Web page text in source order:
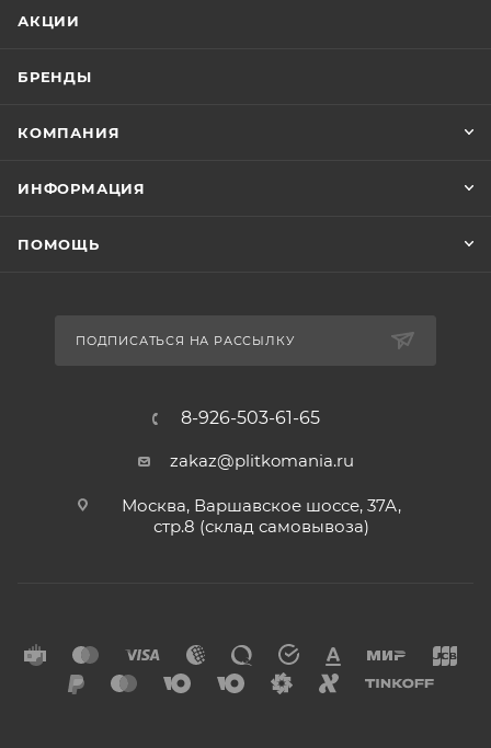
АКЦИИ
БРЕНДЫ
КОМПАНИЯ
ИНФОРМАЦИЯ
ПОМОЩЬ
ПОДПИСАТЬСЯ НА РАССЫЛКУ
8-926-503-61-65
zakaz@plitkomania.ru
Москва, Варшавское шоссе, 37А,
стр.8 (склад самовывоза)